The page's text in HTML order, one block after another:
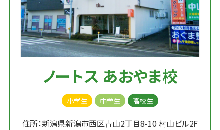
ノートス あおやま校
小学生 中学生 高校生
住所：新潟県新潟市西区青山2丁目8-10 村山ビル2F